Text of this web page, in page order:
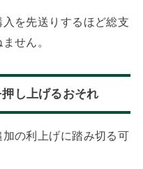
を先送りするほど総支
せん。
し上げるおそれ
の利上げに踏み切る可